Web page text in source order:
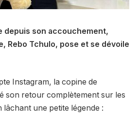
depuis son accouchement,
Rebo Tchulo, pose et se dévoile
Instagram, la copine de
son retour complètement sur les
lâchant une petite légende :